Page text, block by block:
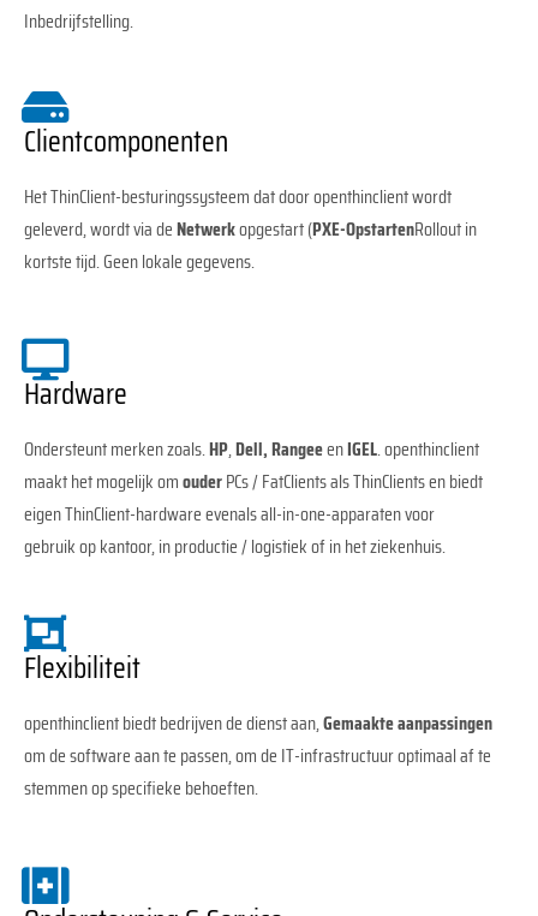
Inbedrijfstelling.
Clientcomponenten
Het ThinClient-besturingssysteem dat door openthinclient wordt
geleverd, wordt via deNetwerkopgestart (PXE-OpstartenRollout in
kortste tijd. Geen lokale gegevens.
Hardware
Ondersteunt merken zoals.HP,Dell, RangeeenIGEL. openthinclient
maakt het mogelijk omouderPCs / FatClients als ThinClients en biedt
eigen ThinClient-hardware evenals all-in-one-apparaten voor
gebruik op kantoor, in productie / logistiek of in het ziekenhuis.
Flexibiliteit
openthinclient biedt bedrijven de dienst aan,Gemaakte aanpassingen
om de software aan te passen, om de IT-infrastructuur optimaal af te
stemmen op specifieke behoeften.